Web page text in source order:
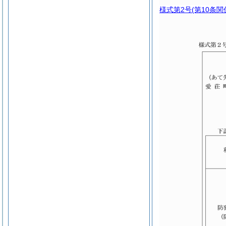
様式第2号(第10条関